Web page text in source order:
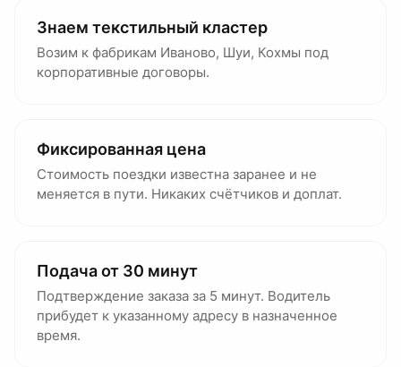
Знаем текстильный кластер
Возим к фабрикам Иваново, Шуи, Кохмы под
корпоративные договоры.
Фиксированная цена
Стоимость поездки известна заранее и не
меняется в пути. Никаких счётчиков и доплат.
Подача от 30 минут
Подтверждение заказа за 5 минут. Водитель
прибудет к указанному адресу в назначенное
время.